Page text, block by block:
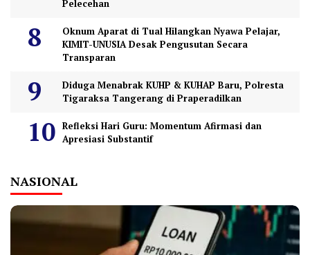
Pelecehan
Oknum Aparat di Tual Hilangkan Nyawa Pelajar,
KIMIT-UNUSIA Desak Pengusutan Secara
Transparan
Diduga Menabrak KUHP & KUHAP Baru, Polresta
Tigaraksa Tangerang di Praperadilkan
Refleksi Hari Guru: Momentum Afirmasi dan
Apresiasi Substantif
NASIONAL